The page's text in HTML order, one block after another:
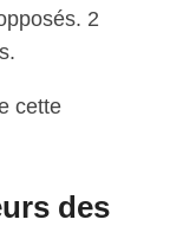
2
cette
des